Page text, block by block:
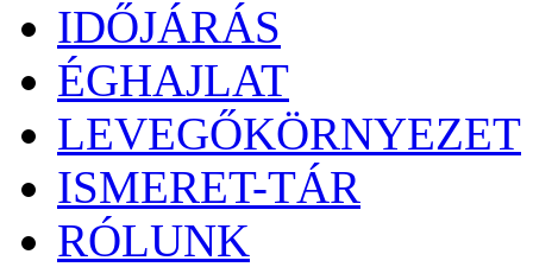
IDŐJÁRÁS
ÉGHAJLAT
LEVEGŐKÖRNYEZET
ISMERET-TÁR
RÓLUNK